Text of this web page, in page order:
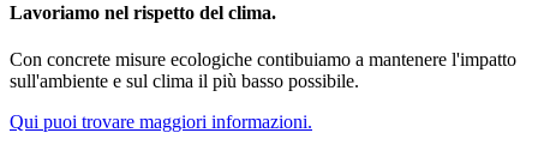
Lavoriamo nel rispetto del clima.
Con concrete misure ecologiche contibuiamo a mantenere l'impatto
sull'ambiente e sul clima il più basso possibile.
Qui puoi trovare maggiori informazioni.